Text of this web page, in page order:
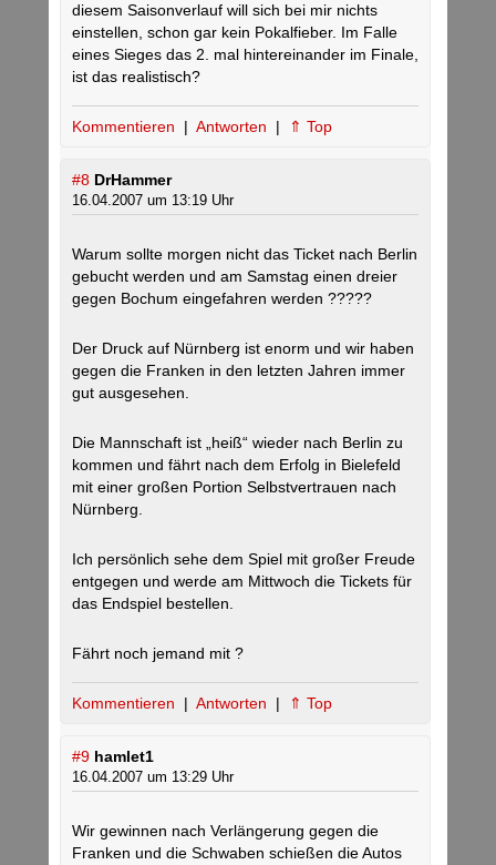
diesem Saisonverlauf will sich bei mir nichts
einstellen, schon gar kein Pokalfieber. Im Falle
eines Sieges das 2. mal hintereinander im Finale,
ist das realistisch?
Kommentieren | Antworten | ⇑ Top
#8 DrHammer
16.04.2007 um 13:19 Uhr
Warum sollte morgen nicht das Ticket nach Berlin
gebucht werden und am Samstag einen dreier
gegen Bochum eingefahren werden ?????
Der Druck auf Nürnberg ist enorm und wir haben
gegen die Franken in den letzten Jahren immer
gut ausgesehen.
Die Mannschaft ist „heiß“ wieder nach Berlin zu
kommen und fährt nach dem Erfolg in Bielefeld
mit einer großen Portion Selbstvertrauen nach
Nürnberg.
Ich persönlich sehe dem Spiel mit großer Freude
entgegen und werde am Mittwoch die Tickets für
das Endspiel bestellen.
Fährt noch jemand mit ?
Kommentieren | Antworten | ⇑ Top
#9 hamlet1
16.04.2007 um 13:29 Uhr
Wir gewinnen nach Verlängerung gegen die
Franken und die Schwaben schießen die Autos